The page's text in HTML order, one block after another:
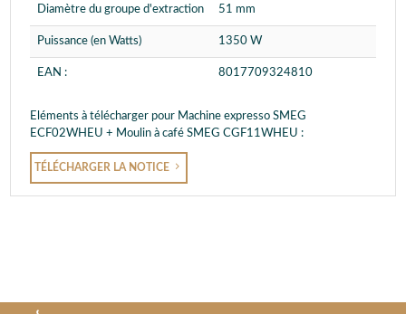
Diamètre du groupe d'extraction 51 mm
Puissance (en Watts) 1350 W
EAN : 8017709324810
Eléments à télécharger pour Machine expresso SMEG
ECF02WHEU + Moulin à café SMEG CGF11WHEU :
TÉLÉCHARGER LA NOTICE